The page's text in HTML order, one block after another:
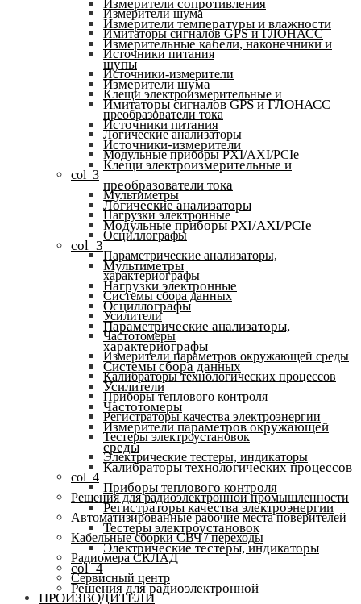
Измерители шума
Имитаторы сигналов GPS и ГЛОНАСС
Источники питания
Источники-измерители
Клещи электроизмерительные и
преобразователи тока
Логические анализаторы
Модульные приборы PXI/AXI/PCIe
col_3
Мультиметры
Нагрузки электронные
Осциллографы
Параметрические анализаторы,
характериографы
Системы сбора данных
Усилители
Частотомеры
Измерители параметров окружающей среды
Калибраторы технологических процессов
Приборы теплового контроля
Регистраторы качества электроэнергии
Тестеры электроустановок
Электрические тестеры, индикаторы
col_4
Решения для радиоэлектронной промышленности
Автоматизированные рабочие места поверителей
Кабельные сборки СВЧ / переходы
Радиомера СКЛАД
Сервисный центр
ПРОИЗВОДИТЕЛИ
Измерители сопротивления
Измерители температуры и влажности
Измерительные кабели, наконечники и
щупы
Измерители шума
Имитаторы сигналов GPS и ГЛОНАСС
Источники питания
Источники-измерители
Клещи электроизмерительные и
преобразователи тока
Логические анализаторы
Модульные приборы PXI/AXI/PCIe
col_3
Мультиметры
Нагрузки электронные
Осциллографы
Параметрические анализаторы,
характериографы
Системы сбора данных
Усилители
Частотомеры
Измерители параметров окружающей
среды
Калибраторы технологических процессов
Приборы теплового контроля
Регистраторы качества электроэнергии
Тестеры электроустановок
Электрические тестеры, индикаторы
col_4
Решения для радиоэлектронной